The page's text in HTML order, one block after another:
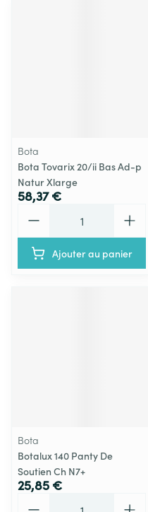
Bota
Bota Tovarix 20/ii Bas Ad-p
Natur Xlarge
58,37 €
Ajouter au panier
Bota
Botalux 140 Panty De
Soutien Ch N7+
25,85 €